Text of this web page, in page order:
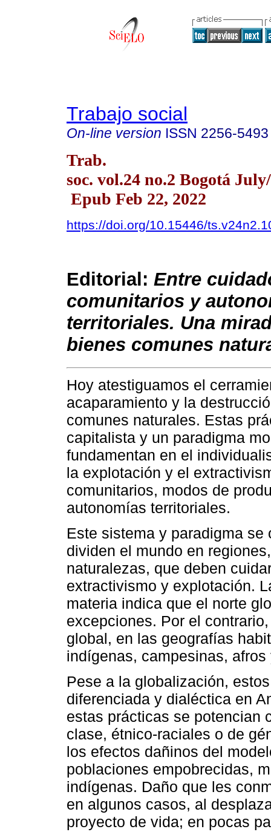
Trabajo social
On-line version ISSN 2256-5493
Trab.
soc. vol.24 no.2 Bogotá
Epub Feb 22, 2022
https://doi.org/10.15446/
Editorial: Entre
comunitarios y
territoriales. Una
bienes comunes
Hoy atestiguamos el
acaparamiento y la
comunes naturales. Estas
capitalista y un paradigma
fundamentan en el
la explotación y el
comunitarios, modos de
autonomías territoriales.
Este sistema y paradigma
dividen el mundo en
naturalezas, que deben
extractivismo y explotación.
materia indica que el norte
excepciones. Por el
global, en las geografías
indígenas, campesinas, afros
Pese a la globalización,
diferenciada y dialéctica en
estas prácticas se potencian
clase, étnico-raciales o de
los efectos dañinos del
poblaciones empobrecidas,
indígenas. Daño que les
en algunos casos, al
proyecto de vida; en pocas